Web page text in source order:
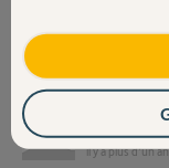
Cordialement,
J-F H.
il y a plus d'un an